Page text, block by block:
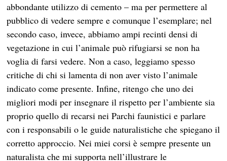
abbondante utilizzo di cemento – ma per permettere al
pubblico di vedere sempre e comunque l’esemplare; nel
secondo caso, invece, abbiamo ampi recinti densi di
vegetazione in cui l’animale può rifugiarsi se non ha
voglia di farsi vedere. Non a caso, leggiamo spesso
critiche di chi si lamenta di non aver visto l’animale
indicato come presente. Infine, ritengo che uno dei
migliori modi per insegnare il rispetto per l’ambiente sia
proprio quello di recarsi nei Parchi faunistici e parlare
con i responsabili o le guide naturalistiche che spiegano il
corretto approccio. Nei miei corsi è sempre presente un
naturalista che mi supporta nell’illustrare le